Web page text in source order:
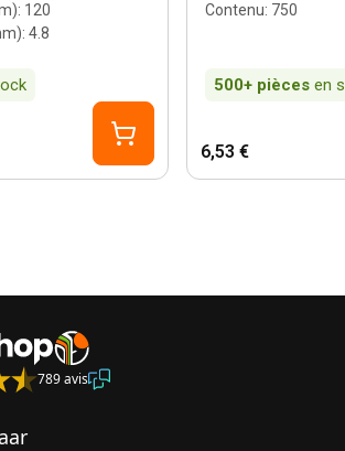
: 120
: 4.8
Contenu: 750
500+ pièces en
6,53 €
789 avis